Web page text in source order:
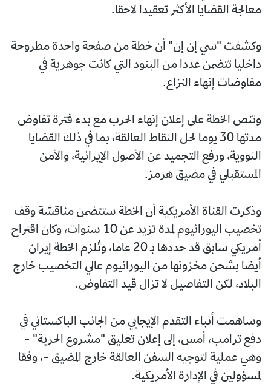
معالجة القضايا الأكثر تعقيدا لاحقا.
وكشفت "سي إن إن" أن خطة من صفحة واحدة مطروحة
داخليا تتضمن عددا من البنود التي كانت جوهرية في
مفاوضات إنهاء النزاع.
وتنص الخطة على إعلان إنهاء الحرب مع بدء فترة تفاوض
مدتها 30 يوما لحل النقاط العالقة، بما في ذلك القضايا
النووية، ورفع التجميد عن الأصول الإيرانية، والأمن
المستقبلي في مضيق هرمز.
وذكرت القناة الأمريكية أن الخطة ستتضمن مناقشة وقف
تخصيب اليورانيوم لمدة تزيد عن 10 سنوات، وكان اقتراح
أمريكي سابق قد حددها بـ 20 عاما، وتُلزم الخطة إيران
أيضا بشحن مخزونها من اليورانيوم عالي التخصيب خارج
البلاد، لكن التفاصيل لا تزال قيد التفاوض.
وساهمت أنباء التقدم الإيجابي من الجانب الباكستاني في
دفع ترامب، أمس، إلى إعلان تعليق "مشروع الحرية" -
وهي عملية لتوجيه السفن العالقة خارج المضيق -، وفقا
لمسؤولين في الإدارة الأمريكية.